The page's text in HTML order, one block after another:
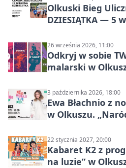
Olkuski Bieg
DZIESIĄTKA — 5
26 września 2026, 11:00
Odkryj w sobie
malarski w
3 października 2026, 18:00
Ewa Błachnio z
w Olkuszu.
22 stycznia 2027, 20:00
Kabaret K2 z
na luzie” w